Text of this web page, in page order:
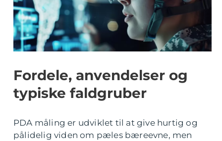
Fordele, anvendelser og
typiske faldgruber
PDA måling er udviklet til at give hurtig og
pålidelig viden om pæles bæreevne, men